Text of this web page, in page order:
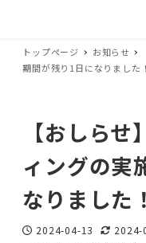
トップページ お知らせ
期間が残り1日になりました！
【おしら
ィングの実
なりました！
投稿日
2024-04-13
更新日
2024-